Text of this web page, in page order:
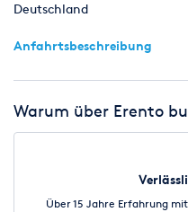
Deutschland
Anfahrtsbeschreibung
Warum über Erento
Über 15 Jahre Erfahrung